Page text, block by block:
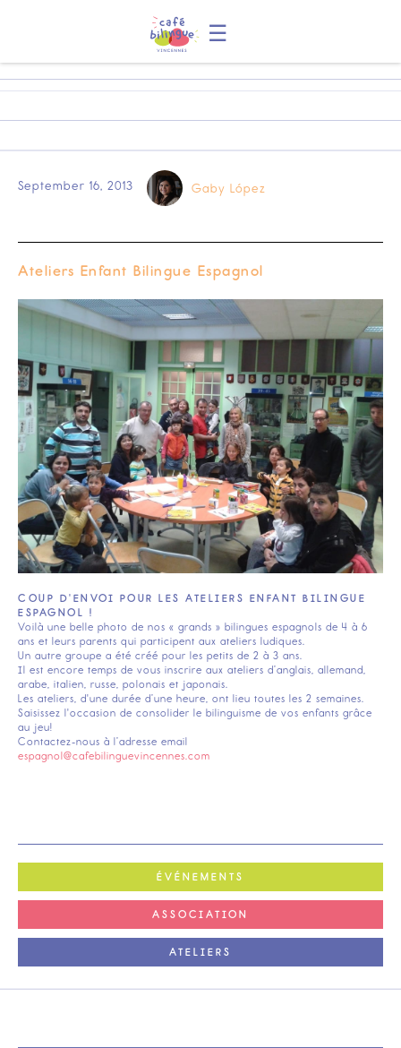
☰
September 16, 2013 Gaby López
Ateliers Enfant Bilingue Espagnol
COUP D'ENVOI POUR LES ATELIERS ENFANT BILINGUE
ESPAGNOL !
Voilà une belle photo de nos « grands » bilingues espagnols de 4 à 6
ans et leurs parents qui participent aux ateliers ludiques.
Un autre groupe a été créé pour les petits de 2 à 3 ans.
Il est encore temps de vous inscrire aux ateliers d’anglais, allemand,
arabe, italien, russe, polonais et japonais.
Les ateliers, d'une durée d’une heure, ont lieu toutes les 2 semaines.
Saisissez l'occasion de consolider le bilinguisme de vos enfants grâce
au jeu!
Contactez-nous à l’adresse email
espagnol@cafebilinguevincennes.com
ÉVÉNEMENTS
ASSOCIATION
ATELIERS